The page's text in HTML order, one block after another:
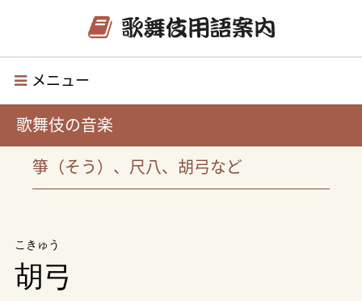
メニュー
歌舞伎の音楽
箏（そう）、尺八、胡弓など
こきゅう
胡弓